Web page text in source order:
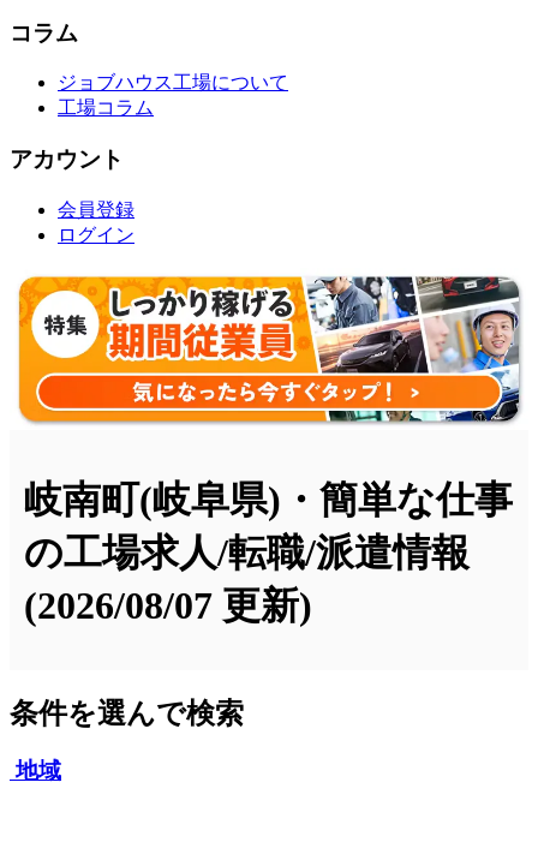
コラム
ジョブハウス工場について
工場コラム
アカウント
会員登録
ログイン
岐南町(岐阜県)・簡単な仕事
の工場求人/転職/派遣情報
(2026/08/07 更新)
条件を選んで検索
地域